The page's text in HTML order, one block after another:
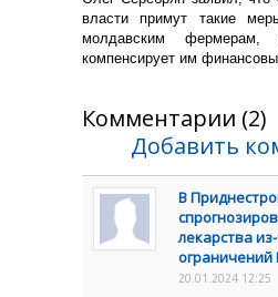
власти примут такие
молдавским фермерам,
компенсирует им
Комментарии (2)
Добавить
В
лекарства
20.01.2024 12:25